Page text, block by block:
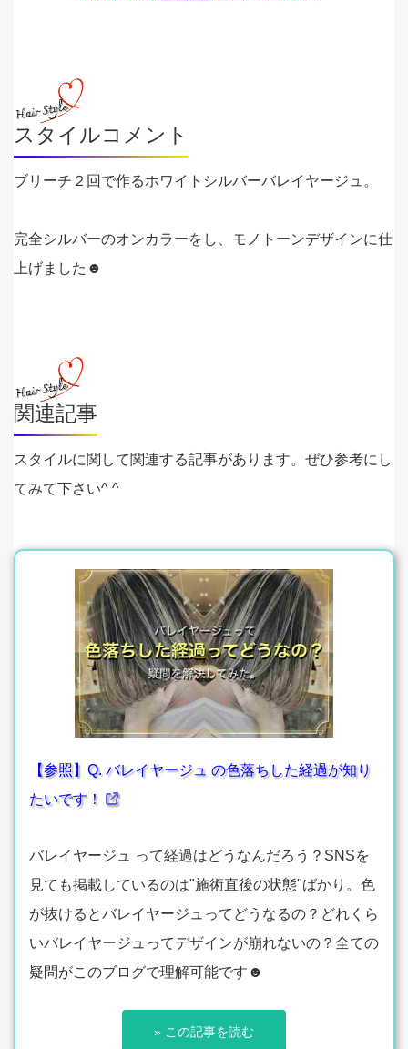
スタイルコメント
ブリーチ２回で作るホワイトシルバーバレイヤージュ。
完全シルバーのオンカラーをし、モノトーンデザインに仕
上げました☻
関連記事
スタイルに関して関連する記事があります。ぜひ参考にし
てみて下さい^ ^
【参照】Q. バレイヤージュ の色落ちした経過が知り
たいです！
バレイヤージュ って経過はどうなんだろう？SNSを
見ても掲載しているのは"施術直後の状態"ばかり。色
が抜けるとバレイヤージュってどうなるの？どれくら
いバレイヤージュってデザインが崩れないの？全ての
疑問がこのブログで理解可能です☻
» この記事を読む